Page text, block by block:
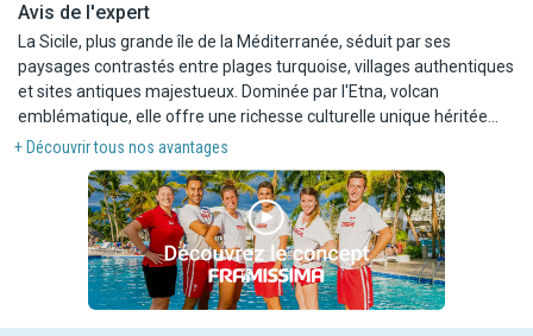
Avis de l'expert
La Sicile, plus grande île de la Méditerranée, séduit par ses
paysages contrastés entre plages turquoise, villages authentiques
et sites antiques majestueux. Dominée par l'Etna, volcan
emblématique, elle offre une richesse culturelle unique héritée
des Grecs, Romains, Arabes et Normands. Entre gastronomie
ensoleillée, villes vibrantes comme Palerme et Catane, et
atmosphère chaleureuse, la Sicile est une destination idéale pour
un séjour dépaysant mêlant nature, histoire et art de vivre italien.
Durant ce circuit découverte, vous logerea au sein du Framissima
Cala Regina 4*, situé dans la province d'Agrigente sur la côte sud-
ouest de la Sicile. Il se trouve à Sciaccamare, un complexe de 4
+ Découvrir tous nos avantages